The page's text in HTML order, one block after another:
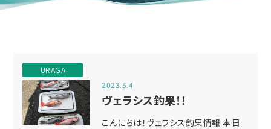
URAGA
2023.5.4
ヴェラシス釣果！！
こんにちは！ヴェラシス釣果情報 本日